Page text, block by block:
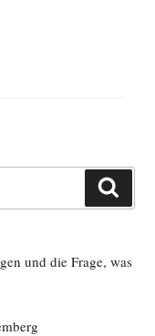
und die Frage, was